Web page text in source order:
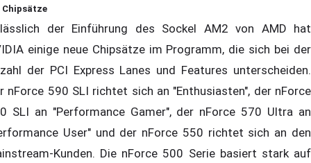
Chipsätze
der Einführung des Sockel AM2 von AMD hat
einige neue Chipsätze im Programm, die sich bei der
der PCI Express Lanes und Features unterscheiden.
nForce 590 SLI richtet sich an "Enthusiasten", der nForce
SLI an "Performance Gamer", der nForce 570 Ultra an
User" und der nForce 550 richtet sich an den
Kunden. Die nForce 500 Serie basiert stark auf